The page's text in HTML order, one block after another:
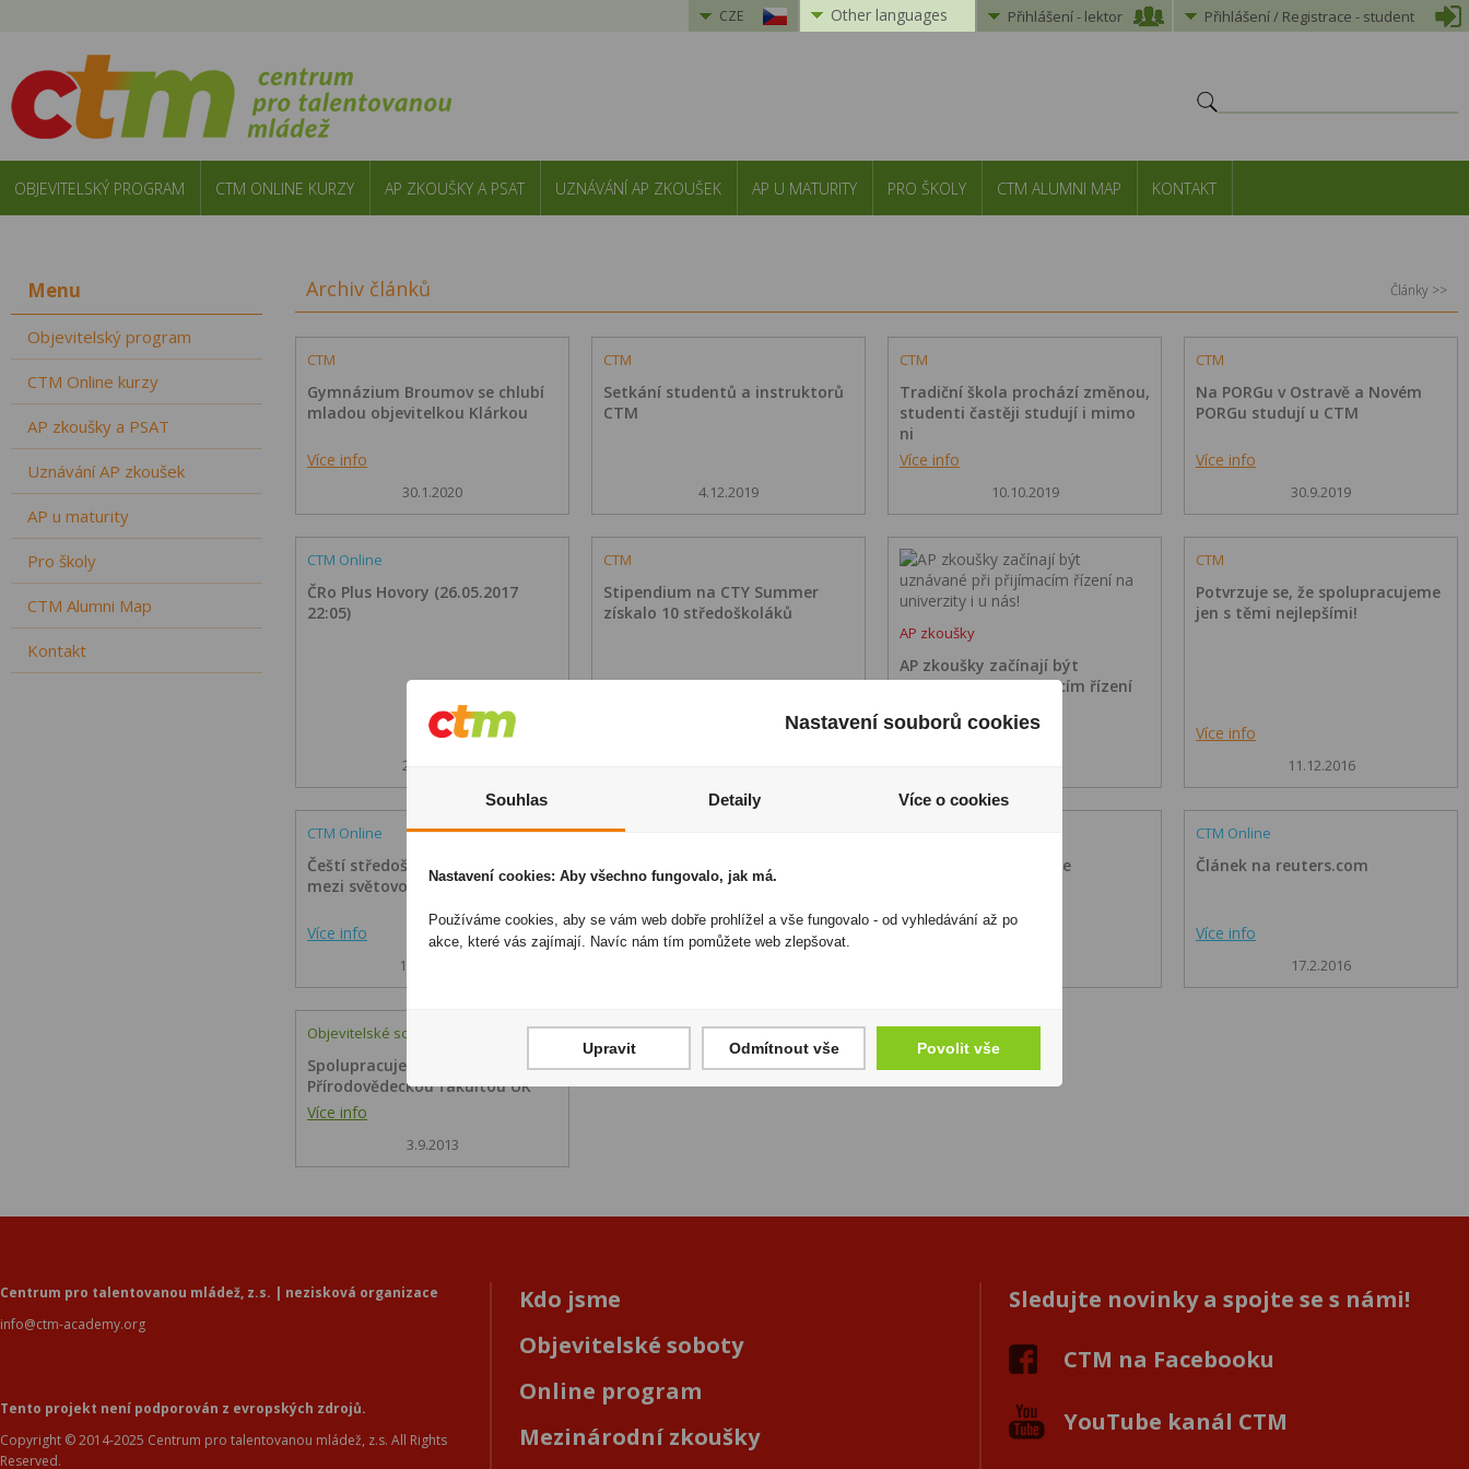
CZE Other languages Přihlášení- lektor Přihlášení/ Registrace - student
OBJEVITELSKÝ PROGRAM CTM ONLINE KURZY AP ZKOUŠKY A PSAT UZNÁVÁNÍ AP ZKOUŠEK AP U MATURITY PRO ŠKOLY CTM ALUMNI MAP KONTAKT
Menu
Objevitelský program
CTM Online kurzy
AP zkoušky a PSAT
Uznávání AP zkoušek
AP u maturity
Pro školy
CTM Alumni Map
Kontakt
Archiv článků Články >>
CTM
Gymnázium Broumov se chlubí
mladou objevitelkou Klárkou
Více info
30.1.2020
CTM
Setkání studentů a instruktorů
CTM
4.12.2019
CTM
Tradiční škola prochází změnou,
studenti častěji studují i mimo
ni
Více info
10.10.2019
CTM
Na PORGu v Ostravě a Novém
PORGu studují u CTM
Více info
30.9.2019
CTM Online
ČRo Plus Hovory (26.05.2017
22:05)
20.6.2017
CTM
Stipendium na CTY Summer
získalo 10 středoškoláků
AP zkoušky
AP zkoušky začínají být
uznávané při přijímacím řízení
Číst dál
CTM
Potvrzuje se, že spolupracujeme
jen s těmi nejlepšími!
Více info
11.12.2016
CTM Online
Čeští středoškoláci opět patří
mezi světovou špičku
Více info
17.10.2016
CTM Online
Mezinárodní AP zkoušky začínají
při přijímacím řízení uznávat i
Více info
Konečně vyšel Poradce
Více info
CTM Online
Článek na reuters.com
Více info
17.2.2016
Objevitelské soboty
Spolupracujeme s
Přírodovědeckou fakultou UK
Více info
3.9.2013
Centrum pro talentovanou mládež, z.s. | nezisková organizace
info@ctm-academy.org
Tento projekt není podporován z evropských zdrojů.
Copyright © 2014-2025 Centrum pro talentovanou mládež, z.s. All Rights
Reserved.
Kdo jsme
Objevitelské soboty
Online program
Mezinárodní zkoušky
Sledujte novinky a spojte se s námi!
CTM na Facebooku
YouTube kanál CTM
Nastavení souborů cookies
Souhlas Detaily Více o cookies
Nastavení cookies: Aby všechno fungovalo, jak má.
Používáme cookies, aby se vám web dobře prohlížel a vše fungovalo - od vyhledávání až po
akce, které vás zajímají. Navíc nám tím pomůžete web zlepšovat.
Upravit Odmítnout vše Povolit vše